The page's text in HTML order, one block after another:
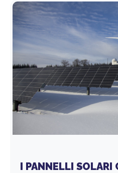
I PANNELLI SOLARI